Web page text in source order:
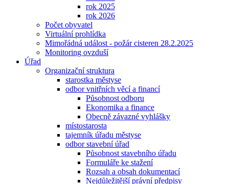
rok 2025
rok 2026
Počet obyvatel
Virtuální prohlídka
Mimořádná událost - požár cisteren 28.2.2025
Monitoring ovzduší
Úřad
Organizační struktura
starostka městyse
odbor vnitřních věcí a financí
Působnost odboru
Ekonomika a finance
Obecně závazné vyhlášky
místostarosta
tajemník úřadu městyse
odbor stavební úřad
Působnost stavebního úřadu
Formuláře ke stažení
Rozsah a obsah dokumentací
Nejdůležitější právní předpisy